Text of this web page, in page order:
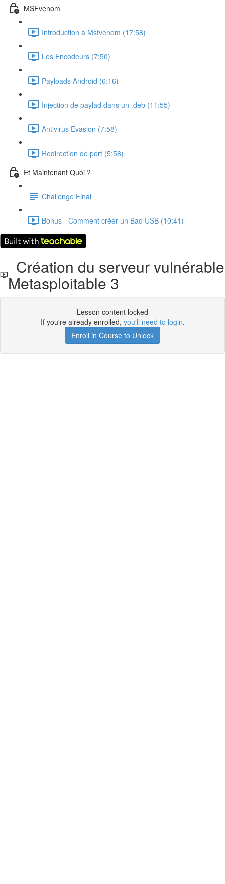
MSFvenom
Introduction à Msfvenom (17:58)
Les Encodeurs (7:50)
Payloads Android (6:16)
Injection de paylad dans un .deb (11:55)
Antivirus Evasion (7:58)
Redirection de port (5:58)
Et Maintenant Quoi ?
Challenge Final
Bonus - Comment créer un Bad USB (10:41)
Création du serveur vulnérable
Metasploitable 3
Lesson content locked
If you're already enrolled, you'll need to login.
Enroll in Course to Unlock